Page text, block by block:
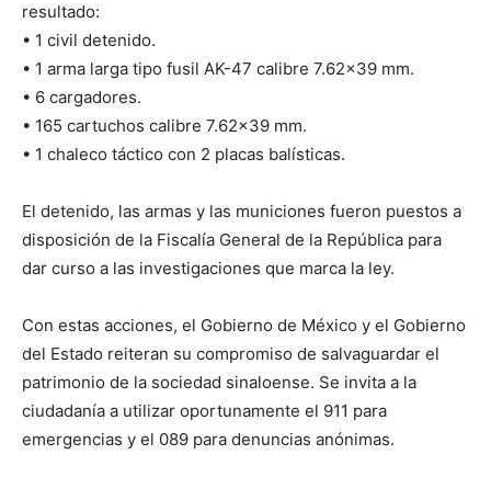
resultado:
• 1 civil detenido.
• 1 arma larga tipo fusil AK-47 calibre 7.62×39 mm.
• 6 cargadores.
• 165 cartuchos calibre 7.62×39 mm.
• 1 chaleco táctico con 2 placas balísticas.
El detenido, las armas y las municiones fueron puestos a
disposición de la Fiscalía General de la República para
dar curso a las investigaciones que marca la ley.
Con estas acciones, el Gobierno de México y el Gobierno
del Estado reiteran su compromiso de salvaguardar el
patrimonio de la sociedad sinaloense. Se invita a la
ciudadanía a utilizar oportunamente el 911 para
emergencias y el 089 para denuncias anónimas.